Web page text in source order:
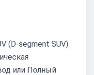
(D-segment SUV)
или Полный